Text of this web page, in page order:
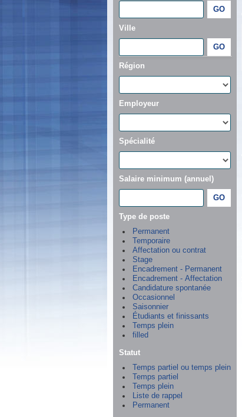
Ville
Région
Employeur
Spécialité
Salaire minimum (annuel)
Type de poste
Permanent
Temporaire
Affectation ou contrat
Stage
Encadrement - Permanent
Encadrement - Affectation
Candidature spontanée
Occasionnel
Saisonnier
Étudiants et finissants
Temps plein
filled
Statut
Temps partiel ou temps plein
Temps partiel
Temps plein
Liste de rappel
Permanent